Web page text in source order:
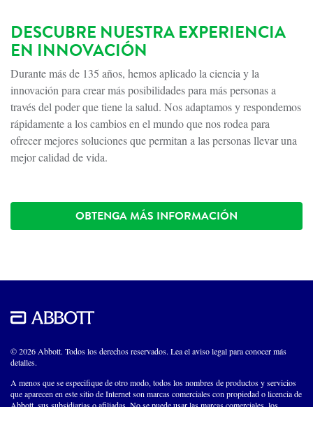
DESCUBRE NUESTRA EXPERIENCIA
EN INNOVACIÓN
Durante más de 135 años, hemos aplicado la ciencia y la
innovación para crear más posibilidades para más personas a
través del poder que tiene la salud. Nos adaptamos y respondemos
rápidamente a los cambios en el mundo que nos rodea para
ofrecer mejores soluciones que permitan a las personas llevar una
mejor calidad de vida.
OBTENGA MÁS INFORMACIÓN
© 2026 Abbott. Todos los derechos reservados. Lea el aviso legal para conocer más
detalles.
A menos que se especifique de otro modo, todos los nombres de productos y servicios
que aparecen en este sitio de Internet son marcas comerciales con propiedad o licencia de
Abbott, sus subsidiarias o afiliadas. No se puede usar las marcas comerciales, los